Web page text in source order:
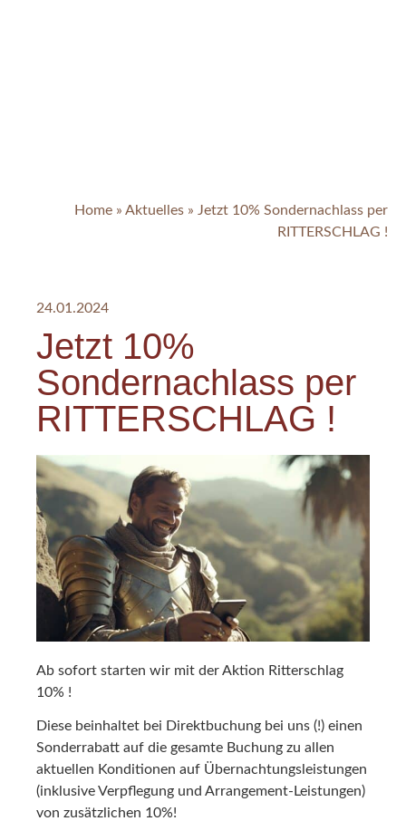
Home » Aktuelles » Jetzt 10% Sondernachlass per
RITTERSCHLAG !
24.01.2024
Jetzt 10%
Sondernachlass per
RITTERSCHLAG !
Ab sofort starten wir mit der Aktion Ritterschlag
10% !
Diese beinhaltet bei Direktbuchung bei uns (!) einen
Sonderrabatt auf die gesamte Buchung zu allen
aktuellen Konditionen auf Übernachtungsleistungen
(inklusive Verpflegung und Arrangement-Leistungen)
von zusätzlichen 10%!